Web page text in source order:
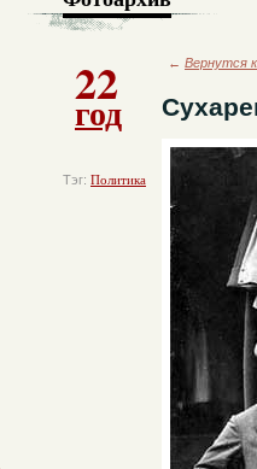
22
год
Тэг: Политика
← Вернутся